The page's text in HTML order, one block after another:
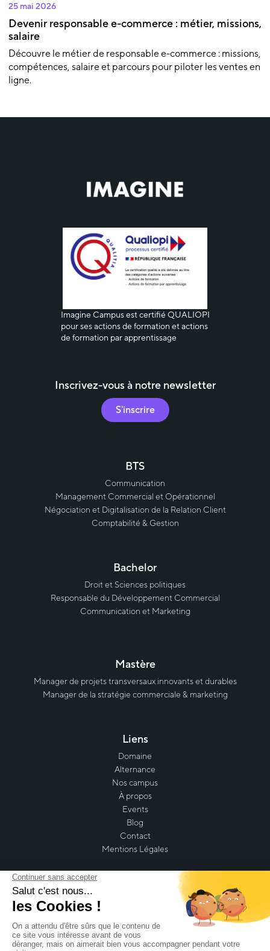
25 mai 2026
Devenir responsable e-commerce : métier, missions,
salaire
Découvre le métier de responsable e-commerce : missions,
compétences, salaire et parcours pour piloter les ventes en
ligne.
Imagine Campus est certifié QUALIOPI
pour ses actions de formation et actions
de formation par apprentissage
Inscrivez-vous à notre newsletter
S'inscrire
BTS
Communication
Management Commercial et Opérationnel
Négociation et Digitalisation de la Relation Client
Comptabilité & Gestion
Bachelor
Droit et Sciences politiques
Responsable du Développement Commercial
Communication et Marketing
Mastère
Manager de projets transversaux innovants et durables
Manager de la stratégie commerciale & marketing
Liens
Domaine
Alternance
Nos campus
À propos
Events
Blog
Contact
Mentions Légales
Retrouvez-nous sur nos réseaux sociaux